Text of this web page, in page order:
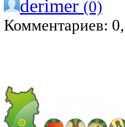
derimer (0)
Комментариев: